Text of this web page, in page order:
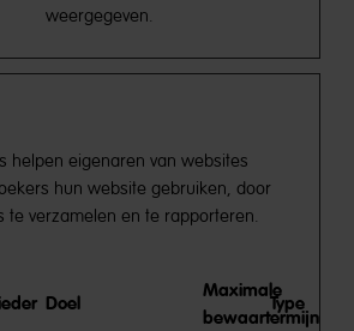
weergegeven.
helpen eigenaren van websites
hun website gebruiken, door
te verzamelen en te rapporteren.
Doel
Maximale
bewaartermijn
Type